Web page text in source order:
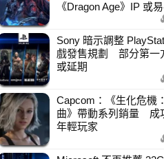
《Dragon Age》IP 或
Sony 暗示調整
戲發售規劃 部分第一
或延期
Capcom：《生化危機
曲》帶動系列銷量 成
年輕玩家